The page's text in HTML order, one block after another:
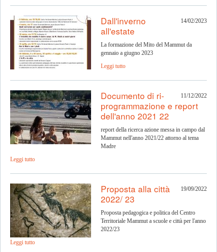
14/02/2023
Dall'inverno
all'estate
La formazione del Mito del Mammut da
gennaio a giugno 2023
Leggi tutto
11/12/2022
Documento di ri-
programmazione e report
dell'anno 2021 22
report della ricerca azione messa in campo dal
Mammut nell'anno 2021/22 attorno al tema
Madre
Leggi tutto
19/09/2022
Proposta alla città
2022/ 23
Proposta pedagogica e politica del Centro
Territoriale Mammut a scuole e città per l'anno
2022/23
Leggi tutto